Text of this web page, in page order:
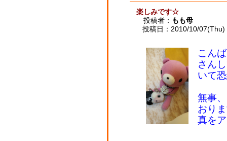
楽しみです☆
投稿者： もも母
投稿日：2010/10/
こん
さん
いて
無事
おり
真を